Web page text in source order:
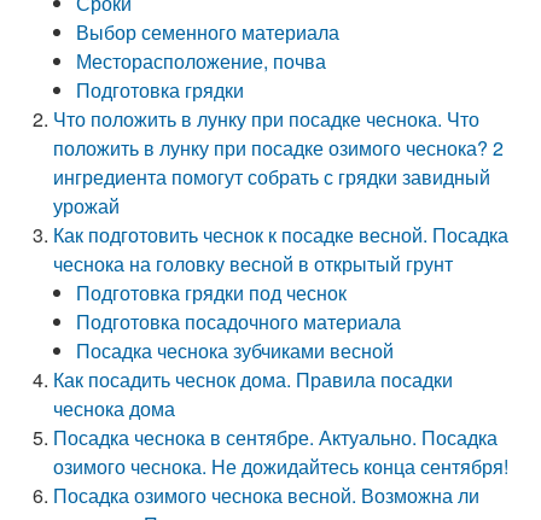
Выбор семенного материала
Месторасположение, почва
Подготовка грядки
Что положить в лунку при посадке чеснока. Что
положить в лунку при посадке озимого чеснока? 2
ингредиента помогут собрать с грядки завидный
урожай
Как подготовить чеснок к посадке весной. Посадка
чеснока на головку весной в открытый грунт
Подготовка грядки под чеснок
Подготовка посадочного материала
Посадка чеснока зубчиками весной
Как посадить чеснок дома. Правила посадки
чеснока дома
Посадка чеснока в сентябре. Актуально. Посадка
озимого чеснока. Не дожидайтесь конца сентября!
Посадка озимого чеснока весной. Возможна ли